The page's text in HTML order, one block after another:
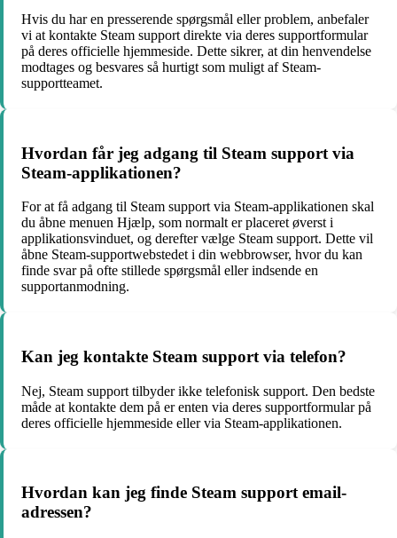
Hvis du har en presserende spørgsmål eller problem, anbefaler
vi at kontakte Steam support direkte via deres supportformular
på deres officielle hjemmeside. Dette sikrer, at din henvendelse
modtages og besvares så hurtigt som muligt af Steam-
supportteamet.
Hvordan får jeg adgang til Steam support via
Steam-applikationen?
For at få adgang til Steam support via Steam-applikationen skal
du åbne menuen Hjælp, som normalt er placeret øverst i
applikationsvinduet, og derefter vælge Steam support. Dette vil
åbne Steam-supportwebstedet i din webbrowser, hvor du kan
finde svar på ofte stillede spørgsmål eller indsende en
supportanmodning.
Kan jeg kontakte Steam support via telefon?
Nej, Steam support tilbyder ikke telefonisk support. Den bedste
måde at kontakte dem på er enten via deres supportformular på
deres officielle hjemmeside eller via Steam-applikationen.
Hvordan kan jeg finde Steam support email-
adressen?